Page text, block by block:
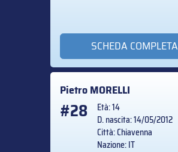
SCHEDA COMPLETA
PietroMORELLI
#28
Età: 14
D. nascita: 14/05/2012
Città: Chiavenna
Nazione: IT